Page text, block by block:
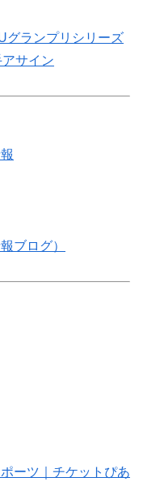
グランプリシリーズ
サイン
ブログ）
ーツ｜チケットぴあ